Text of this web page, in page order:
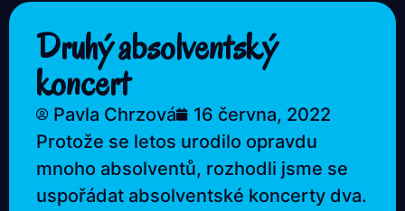
Druhý absolventský
koncert
Pavla Chrzová
16 června, 2022
Protože se letos urodilo opravdu
mnoho absolventů, rozhodli jsme se
uspořádat absolventské koncerty dva.